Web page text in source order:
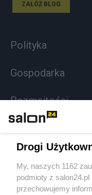
ZAŁÓŻ BLOG
Polityka
Gospodarka
Rozmaitości
Sport
Społeczeństwo
Drogi
My, naszych 1162
podmioty z
przechowujemy